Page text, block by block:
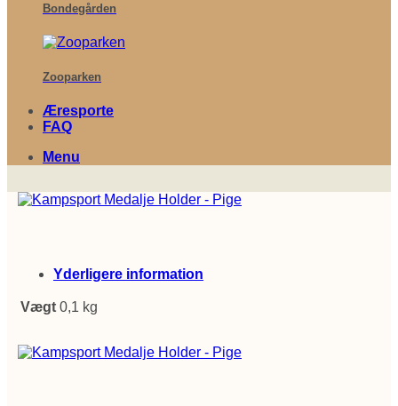
Bondegården
Zooparken
Æresporte
FAQ
Menu
Yderligere information
Vægt 0,1 kg